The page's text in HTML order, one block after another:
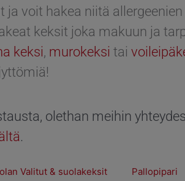
voit hakea niitä
keksit joka makuun ja
keksi, murokeksi tai
olethan meihin
.
Valitut & suolakeksit Pallopipari